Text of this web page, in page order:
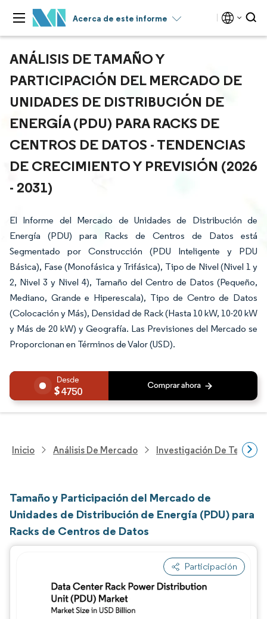
Acerca de este informe
ANÁLISIS DE TAMAÑO Y
PARTICIPACIÓN DEL MERCADO DE
UNIDADES DE DISTRIBUCIÓN DE
ENERGÍA (PDU) PARA RACKS DE
CENTROS DE DATOS - TENDENCIAS
DE CRECIMIENTO Y PREVISIÓN (2026
- 2031)
El Informe del Mercado de Unidades de Distribución de
Energía (PDU) para Racks de Centros de Datos está
Segmentado por Construcción (PDU Inteligente y PDU
Básica), Fase (Monofásica y Trifásica), Tipo de Nivel (Nivel 1 y
2, Nivel 3 y Nivel 4), Tamaño del Centro de Datos (Pequeño,
Mediano, Grande e Hiperescala), Tipo de Centro de Datos
(Colocación y Más), Densidad de Rack (Hasta 10 kW, 10-20 kW
y Más de 20 kW) y Geografía. Las Previsiones del Mercado se
Proporcionan en Términos de Valor (USD).
4750
Inicio Análisis De Mercado Investigación De
Tamaño y Participación del Mercado de
Unidades de Distribución de Energía (PDU) para
Racks de Centros de Datos
Participación